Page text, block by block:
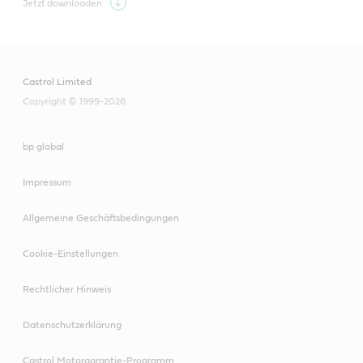
Jetzt downloaden
Castrol Limited
Copyright © 1999-2026
bp global
Impressum
Allgemeine Geschäftsbedingungen
Cookie-Einstellungen
Rechtlicher Hinweis
Datenschutzerklärung
Castrol Motorgarantie-Programm